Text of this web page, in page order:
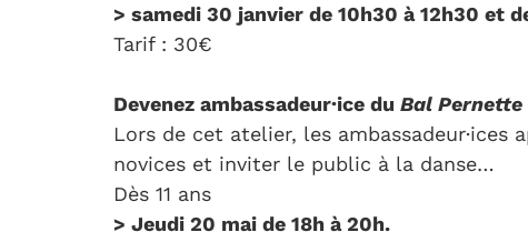
> samedi 30 janvier de 10h30 à 12h30 et
Tarif : 30€
Devenez ambassadeur·ice du Bal Pernette
Lors de cet atelier, les
novices et inviter le public à la danse…
Dès 11 ans
> Jeudi 20 mai de 18h à 20h.